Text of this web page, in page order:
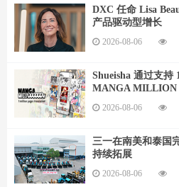
DXC 任命 Lisa
产品驱动型增长
2026-08-06
Shueisha 通过支持
MANGA MILLION
2026-08-06
三一在南美和泰国
持续拓展
2026-08-06